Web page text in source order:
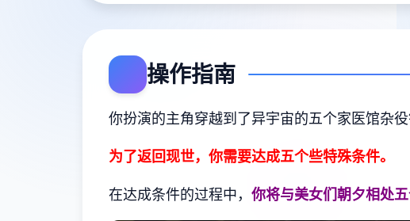
操作指南
你扮演的主角穿越到了异宇宙的五个家医馆杂役
为了返回现世，你需要达成五个些特殊条件。
在达成条件的过程中， 你将与美女们朝夕相处五